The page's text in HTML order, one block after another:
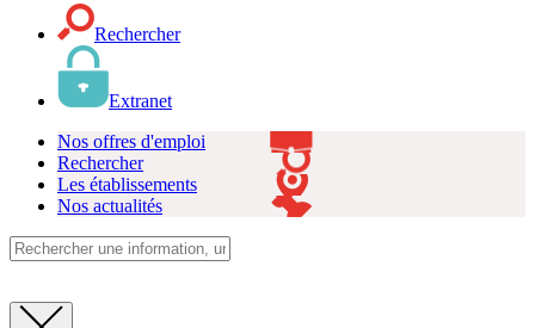
Rechercher
Extranet
Nos offres d'emploi
Rechercher
Les établissements
Nos actualités